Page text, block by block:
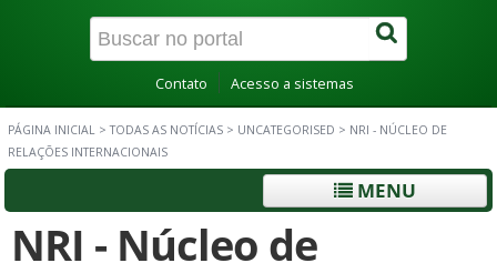
Canais
Contato Acesso a sistemas
PÁGINA INICIAL >TODAS AS NOTÍCIAS > UNCATEGORISED > NRI - NÚCLEO DE
RELAÇÕES INTERNACIONAIS
MENU
NRI - Núcleo de